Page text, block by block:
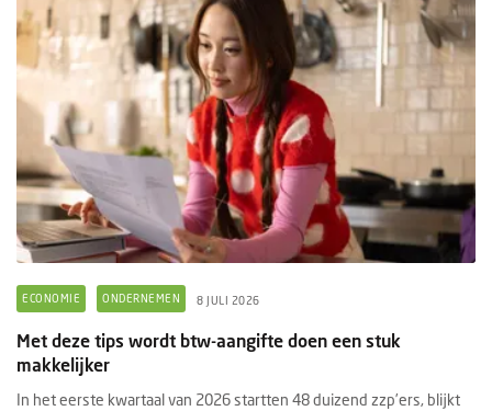
ECONOMIE ONDERNEMEN 8 JULI 2026
Met deze tips wordt btw-aangifte doen een stuk
makkelijker
In het eerste kwartaal van 2026 startten 48 duizend zzp’ers, blijkt